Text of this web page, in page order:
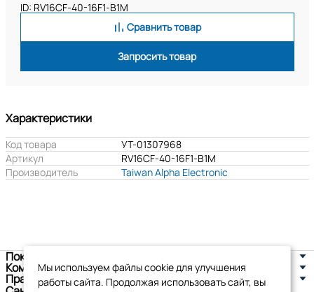
ID: RV16CF-40-16F1-B1M
Сравнить товар
Запросить товар
Характеристики
Код товара
УТ-01307968
Артикул
RV16CF-40-16F1-B1M
Производитель
Taiwan Alpha Electronic
Покупателям
Компания
Правовая информация
Мы используем файлы cookie для улучшения
работы сайта. Продолжая использовать сайт, вы